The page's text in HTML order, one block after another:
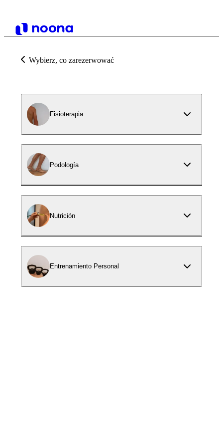
Wybierz, co zarezerwować
Fisioterapia
Podología
Nutrición
Entrenamiento Personal